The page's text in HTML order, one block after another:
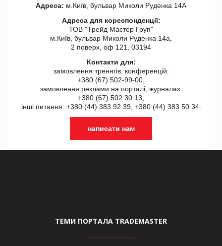
Адреса: м.Київ, бульвар Миколи Руденка 14А
Адреса для кореспонденції:
ТОВ "Tрейд Мастер Груп"
м.Київ, бульвар Миколи Руденка 14а,
2 поверх, оф 121, 03194
Контакти для:
замовлення треннгів, конференцій:
+380 (67) 502-99-00,
замовлення реклами на порталі, журналах:
+380 (67) 502 30 13,
інші питання: +380 (44) 383 92 39, +380 (44) 383 50 34.
написати нам
ТЕМИ ПОРТАЛА TRADEMASTER